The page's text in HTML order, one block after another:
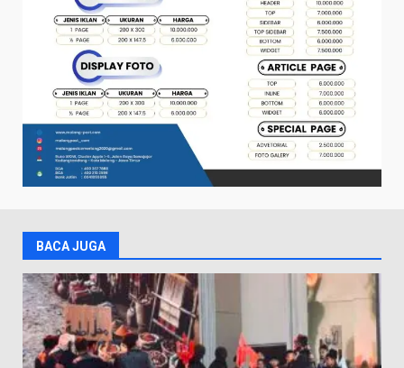
BACA JUGA